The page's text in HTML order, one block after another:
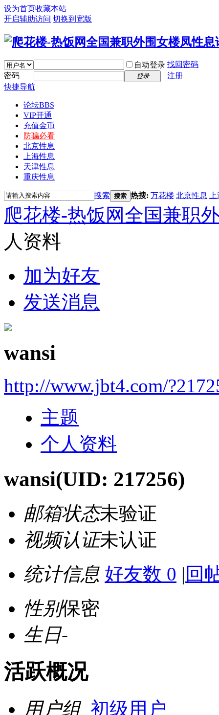
设为首页收藏本站
开启辅助访问 切换到宽版
自动登录 找回密码
密码
登录
注册
快捷导航
论坛BBS
VIP开通
充值金币
防骗必看
北京性息
上海性息
天津性息
重庆性息
搜索 搜索 热搜: 万花楼 北京性息
爬花楼-热饭网全国兼职
人资料
加为好友
发送消息
wansi
http://www.jbt4.com/
主题
个人资料
wansi(UID: 217256)
邮箱状态未验证
视频认证未认证
统计信息 好友数 0 | 回
性别保密
生日-
活跃概况
用户组 初级用户